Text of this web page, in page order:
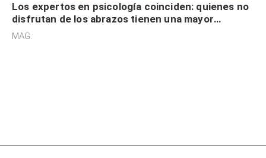
Los expertos en psicología coinciden: quienes no
disfrutan de los abrazos tienen una mayor
sensibilidad a los estímulos físicos y no es por
MAG.